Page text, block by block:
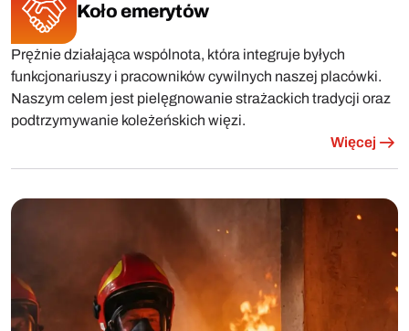
Koło emerytów
Prężnie działająca wspólnota, która integruje byłych
funkcjonariuszy i pracowników cywilnych naszej placówki.
Naszym celem jest pielęgnowanie strażackich tradycji oraz
podtrzymywanie koleżeńskich więzi.
Więcej